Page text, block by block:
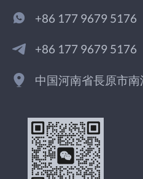
+86 177 9679 5176
+86 177 9679 5176
中国河南省長原市南